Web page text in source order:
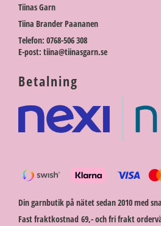
Tiinas Garn
Tiina Brander Paananen
Telefon: 0768-506 308
E-post: tiina@tiinasgarn.se
Betalning
Din garnbutik på nätet sedan 2010 med
Fast fraktkostnad 69,- och fri frakt